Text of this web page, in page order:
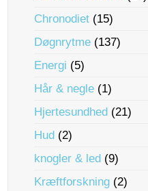
Chronodiet (15)
Døgnrytme (137)
Energi (5)
Hår & negle (1)
Hjertesundhed (21)
Hud (2)
knogler & led (9)
Kræftforskning (2)